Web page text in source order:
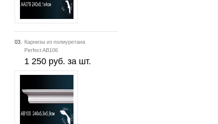
03.
Карнизы из полиуретана
Perfect AB106
1 250 руб. за шт.